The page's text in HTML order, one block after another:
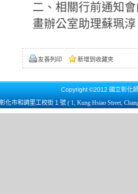
二、相關行前通知
畫辦公室助理蘇珮
友善列印 新增到收藏夾
Copyright ©2012 國立彰化
化市和調里工校街 1 號 ( 1, Kung Hsiao Street,